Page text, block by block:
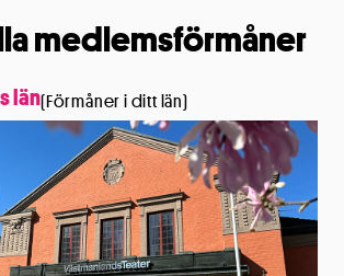
medlemsförmåner
län(Förmåner i ditt län)